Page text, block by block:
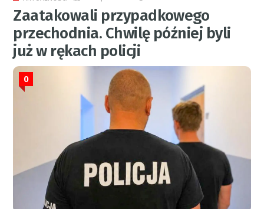
Zaatakowali przypadkowego
przechodnia. Chwilę później byli
już w rękach policji
0